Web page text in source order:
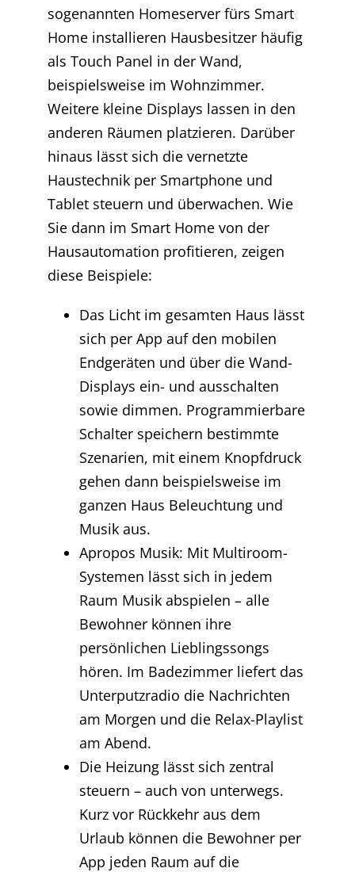
sogenannten Homeserver fürs Smart
Home installieren Hausbesitzer häufig
als Touch Panel in der Wand,
beispielsweise im Wohnzimmer.
Weitere kleine Displays lassen in den
anderen Räumen platzieren. Darüber
hinaus lässt sich die vernetzte
Haustechnik per Smartphone und
Tablet steuern und überwachen. Wie
Sie dann im Smart Home von der
Hausautomation profitieren, zeigen
diese Beispiele:
Das Licht im gesamten Haus lässt
sich per App auf den mobilen
Endgeräten und über die Wand-
Displays ein- und ausschalten
sowie dimmen. Programmierbare
Schalter speichern bestimmte
Szenarien, mit einem Knopfdruck
gehen dann beispielsweise im
ganzen Haus Beleuchtung und
Musik aus.
Apropos Musik: Mit Multiroom-
Systemen lässt sich in jedem
Raum Musik abspielen – alle
Bewohner können ihre
persönlichen Lieblingssongs
hören. Im Badezimmer liefert das
Unterputzradio die Nachrichten
am Morgen und die Relax-Playlist
am Abend.
Die Heizung lässt sich zentral
steuern – auch von unterwegs.
Kurz vor Rückkehr aus dem
Urlaub können die Bewohner per
App jeden Raum auf die